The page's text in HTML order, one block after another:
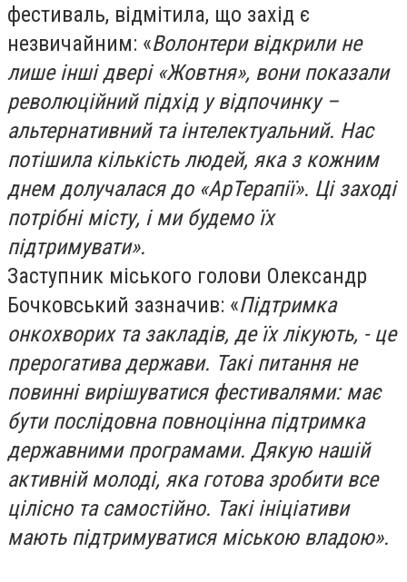
фестиваль, відмітила, що захід є
незвичайним: «Волонтери відкрили не
лише інші двері «Жовтня», вони показали
революційний підхід у відпочинку –
альтернативний та інтелектуальний. Нас
потішила кількість людей, яка з кожним
днем долучалася до «АрТерапії». Ці заході
потрібні місту, і ми будемо їх
підтримувати».
Заступник міського голови Олександр
Бочковський зазначив: «Підтримка
онкохворих та закладів, де їх лікують, - це
прерогатива держави. Такі питання не
повинні вирішуватися фестивалями: має
бути послідовна повноцінна підтримка
державними програмами. Дякую нашій
активній молоді, яка готова зробити все
цілісно та самостійно. Такі ініціативи
мають підтримуватися міською владою».